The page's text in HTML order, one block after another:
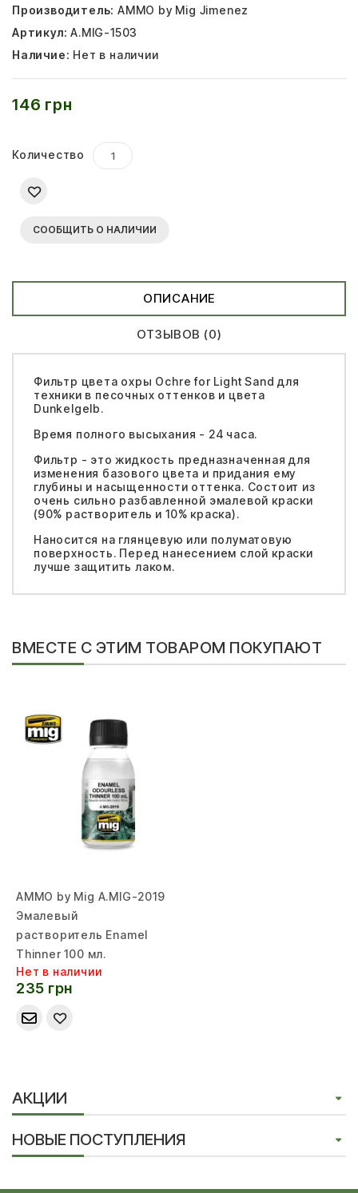
Производитель: AMMO by Mig Jimenez
Артикул: A.MIG-1503
Наличие: Нет в наличии
146 грн
Количество
СООБЩИТЬ О НАЛИЧИИ
ОПИСАНИЕ
ОТЗЫВОВ (0)
Фильтр цвета охры Ochre for Light Sand для
техники в песочных оттенков и цвета
Dunkelgelb.
Время полного высыхания - 24 часа.
Фильтр - это жидкость предназначенная для
изменения базового цвета и придания ему
глубины и насыщенности оттенка. Состоит из
очень сильно разбавленной эмалевой краски
(90% растворитель и 10% краска).
Наносится на глянцевую или полуматовую
поверхность. Перед нанесением слой краски
лучше защитить лаком.
ВМЕСТЕ С ЭТИМ ТОВАРОМ ПОКУПАЮТ
AMMO by Mig A.MIG-2019
Эмалевый
растворитель Enamel
Thinner 100 мл.
Нет в наличии
235 грн
АКЦИИ
НОВЫЕ ПОСТУПЛЕНИЯ